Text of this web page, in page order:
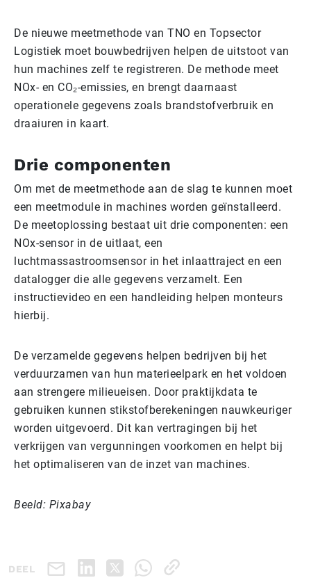
De nieuwe meetmethode van TNO en Topsector
Logistiek moet bouwbedrijven helpen de uitstoot van
hun machines zelf te registreren. De methode meet
NOx- en CO₂-emissies, en brengt daarnaast
operationele gegevens zoals brandstofverbruik en
draaiuren in kaart.
Drie componenten
Om met de meetmethode aan de slag te kunnen moet
een meetmodule in machines worden geïnstalleerd.
De meetoplossing bestaat uit drie componenten: een
NOx-sensor in de uitlaat, een
luchtmassastroomsensor in het inlaattraject en een
datalogger die alle gegevens verzamelt. Een
instructievideo en een handleiding helpen monteurs
hierbij.
De verzamelde gegevens helpen bedrijven bij het
verduurzamen van hun materieelpark en het voldoen
aan strengere milieueisen. Door praktijkdata te
gebruiken kunnen stikstofberekeningen nauwkeuriger
worden uitgevoerd. Dit kan vertragingen bij het
verkrijgen van vergunningen voorkomen en helpt bij
het optimaliseren van de inzet van machines.
Beeld: Pixabay
DEEL